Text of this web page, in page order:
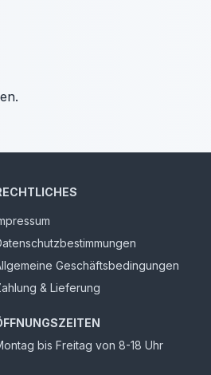
Geschäftsbedingungen
& Lieferung
bis Freitag von 8-18 Uhr